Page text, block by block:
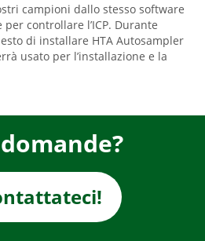
campioni dallo stesso software
controllare l’ICP. Durante
di installare HTA Autosampler
usato per l’installazione e la